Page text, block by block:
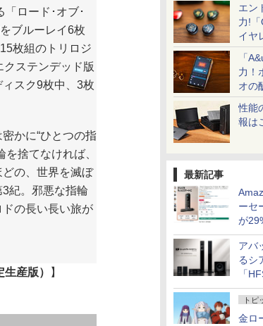
エン
力!
イヤ
一気
「
力！
オの
性能
報は
最新記事
ーセ
が
アバ
るシ
「
ルフ
トピ
金ロ
ロード･オブ･
ブルーレイ6枚
枚組のトリロジ
ステンデッド版
スク9枚中、3枚
かに“ひとつの指
捨てなければ、
の、世界を滅ぼ
紀。邪悪な指輪
の長い長い旅が
産版） 】